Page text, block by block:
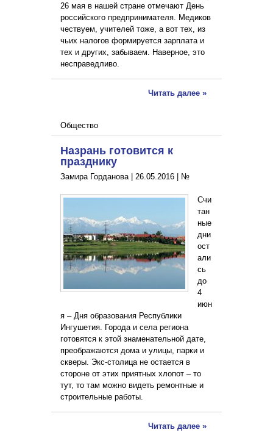
26 мая в нашей стране отмечают День
российского предпринимателя. Медиков
чествуем, учителей тоже, а вот тех, из
чьих налогов формируется зарплата и
тех и других, забываем. Наверное, это
несправедливо.
Читать далее »
Общество
Назрань готовится к
празднику
Замира Горданова | 26.05.2016 №
Счи
тан
ные
дни
ост
али
сь
до
4
июн
я – Дня образования Республики
Ингушетия. Города и села региона
готовятся к этой знаменательной дате,
преображаются дома и улицы, парки и
скверы. Экс-столица не остается в
стороне от этих приятных хлопот – то
тут, то там можно видеть ремонтные и
строительные работы.
Читать далее »